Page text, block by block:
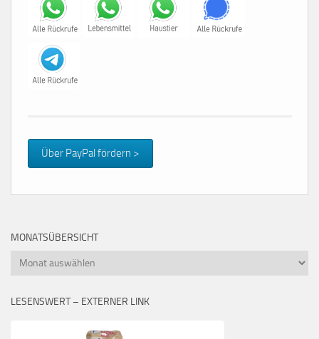
Über PayPal fördern >
MONATSÜBERSICHT
Monatsübersicht
LESENSWERT – EXTERNER LINK